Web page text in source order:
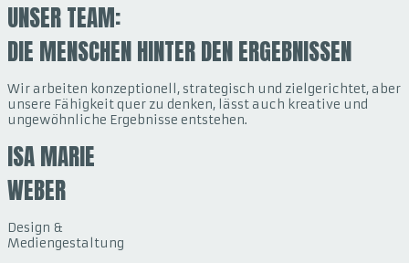
UNSER TEAM:
DIE MENSCHEN HINTER DEN ERGEBNISSEN
Wir arbeiten konzeptionell, strategisch und zielgerichtet, aber
unsere Fähigkeit quer zu denken, lässt auch kreative und
ungewöhnliche Ergebnisse entstehen.
ISA MARIE
WEBER
Design &
Mediengestaltung